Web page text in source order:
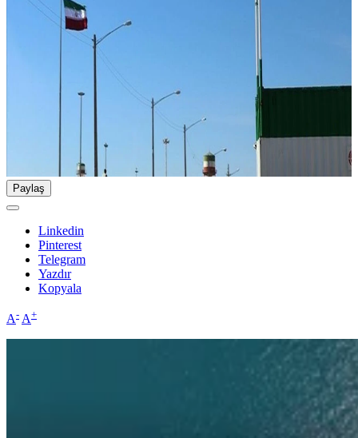
Paylaş
Linkedin
Pinterest
Telegram
Yazdır
Kopyala
A- A+